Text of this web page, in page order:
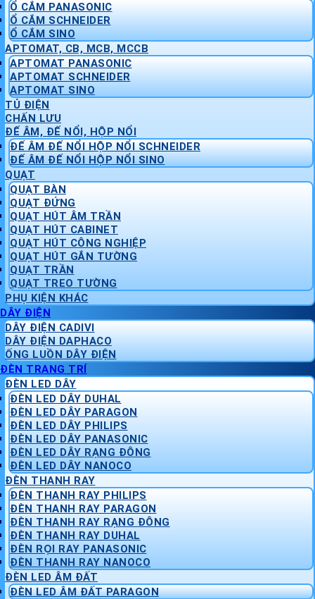
Ổ CẮM PANASONIC
Ổ CẮM SCHNEIDER
Ổ CẮM SINO
APTOMAT, CB, MCB, MCCB
APTOMAT PANASONIC
APTOMAT SCHNEIDER
APTOMAT SINO
TỦ ĐIỆN
CHẤN LƯU
ĐẾ ÂM, ĐẾ NỔI, HỘP NỔI
ĐẾ ÂM ĐẾ NỔI HỘP NỔI SCHNEIDER
ĐẾ ÂM ĐẾ NỔI HỘP NỔI SINO
QUẠT
QUẠT BÀN
QUẠT ĐỨNG
QUẠT HÚT ÂM TRẦN
QUẠT HÚT CABINET
QUẠT HÚT CÔNG NGHIỆP
QUẠT HÚT GẮN TƯỜNG
QUẠT TRẦN
QUẠT TREO TƯỜNG
PHỤ KIỆN KHÁC
DÂY ĐIỆN
DÂY ĐIỆN CADIVI
DÂY ĐIỆN DAPHACO
ỐNG LUỒN DÂY ĐIỆN
ĐÈN TRANG TRÍ
ĐÈN LED DÂY
ĐÈN LED DÂY DUHAL
ĐÈN LED DÂY PARAGON
ĐÈN LED DÂY PHILIPS
ĐÈN LED DÂY PANASONIC
ĐÈN LED DÂY RẠNG ĐÔNG
ĐÈN LED DÂY NANOCO
ĐÈN THANH RAY
ĐÈN THANH RAY PHILIPS
ĐÈN THANH RAY PARAGON
ĐÈN THANH RAY RẠNG ĐÔNG
ĐÈN THANH RAY DUHAL
ĐÈN RỌI RAY PANASONIC
ĐÈN THANH RAY NANOCO
ĐÈN LED ÂM ĐẤT
ĐÈN LED ÂM ĐẤT PARAGON